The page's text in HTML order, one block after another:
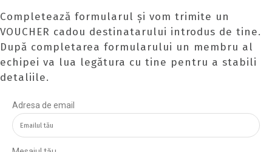
Completează formularul și vom trimite un
VOUCHER cadou destinatarului introdus de tine.
După completarea formularului un membru al
echipei va lua legătura cu tine pentru a stabili
detaliile.
Adresa de email